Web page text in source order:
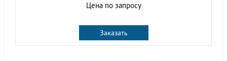
Цена по запросу
Заказать